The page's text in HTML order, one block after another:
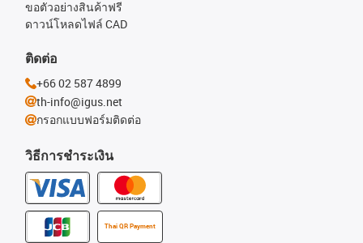
วิธีการชำระเงิน
Thai QR Payment
ขอตัวอย่างสินค้าฟรี
ดาวน์โหลดไฟล์ CAD
ติดต่อ
+66 02 587 4899
th-info@igus.net
กรอกแบบฟอร์มติดต่อ